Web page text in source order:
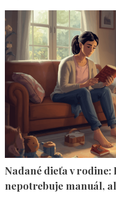
Nadané dieťa v rodine:
nepotrebuje manuál,